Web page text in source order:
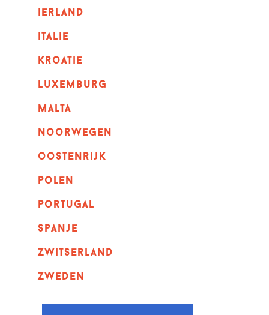
ierland
italie
kroatie
luxemburg
malta
noorwegen
oostenrijk
polen
portugal
spanje
zwitserland
zweden